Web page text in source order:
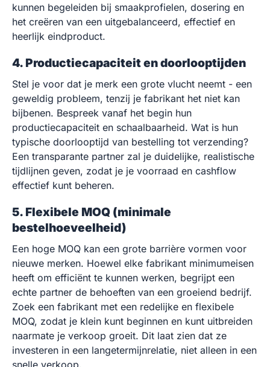
kunnen begeleiden bij smaakprofielen, dosering en
het creëren van een uitgebalanceerd, effectief en
heerlijk eindproduct.
4. Productiecapaciteit en doorlooptijden
Stel je voor dat je merk een grote vlucht neemt - een
geweldig probleem, tenzij je fabrikant het niet kan
bijbenen. Bespreek vanaf het begin hun
productiecapaciteit en schaalbaarheid. Wat is hun
typische doorlooptijd van bestelling tot verzending?
Een transparante partner zal je duidelijke, realistische
tijdlijnen geven, zodat je je voorraad en cashflow
effectief kunt beheren.
5. Flexibele MOQ (minimale
bestelhoeveelheid)
Een hoge MOQ kan een grote barrière vormen voor
nieuwe merken. Hoewel elke fabrikant minimumeisen
heeft om efficiënt te kunnen werken, begrijpt een
echte partner de behoeften van een groeiend bedrijf.
Zoek een fabrikant met een redelijke en flexibele
MOQ, zodat je klein kunt beginnen en kunt uitbreiden
naarmate je verkoop groeit. Dit laat zien dat ze
investeren in een langetermijnrelatie, niet alleen in een
snelle verkoop.